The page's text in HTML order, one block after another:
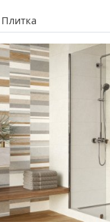
Плитка